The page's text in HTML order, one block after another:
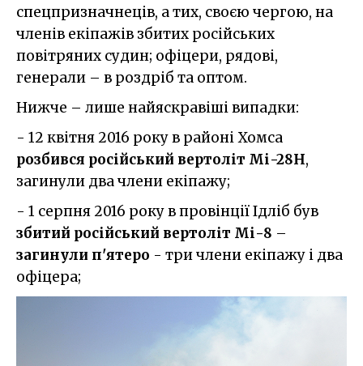
спецпризначнеців, а тих, своєю чергою, на
членів екіпажів збитих російських
повітряних судин; офіцери, рядові,
генерали – в роздріб та оптом.
Нижче – лише найяскравіші випадки:
- 12 квітня 2016 року в районі Хомса
розбився російський вертоліт Мі-28Н,
загинули два члени екіпажу;
- 1 серпня 2016 року в провінції Ідліб був
збитий російський вертоліт Мі-8 –
загинули п'ятеро - три члени екіпажу і два
офіцера;